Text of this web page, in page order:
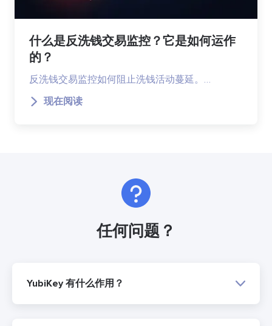
什么是反洗钱交易监控？它是如何运作
的？
反洗钱交易监控如何阻止洗钱活动蔓延。…
现在阅读
任何问题？
YubiKey 有什么作用？